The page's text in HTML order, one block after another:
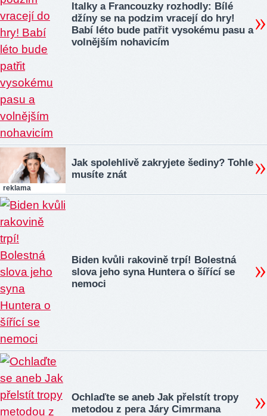
Italky a Francouzky rozhodly: Bílé
džíny se na podzim vracejí do hry!
Babí léto bude patřit vysokému pasu a
volnějším nohavicím
reklama
Jak spolehlivě zakryjete šediny? Tohle
musíte znát
Biden kvůli rakovině trpí! Bolestná
slova jeho syna Huntera o šířící se
nemoci
Ochlaďte se aneb Jak přelstít tropy
metodou z pera Járy Cimrmana